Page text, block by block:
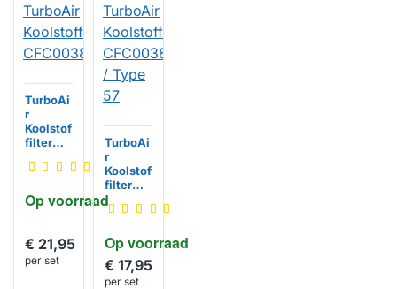
Op voorraad
TurboAi
r
Koolstof
filter
8000
€ 21,95
per set
Op voorraad
TurboAi
r
Koolstof
filter
CFC003
8668 /
€ 17,95
per set